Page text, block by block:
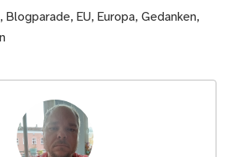
, Blogparade, EU, Europa,Gedanken,